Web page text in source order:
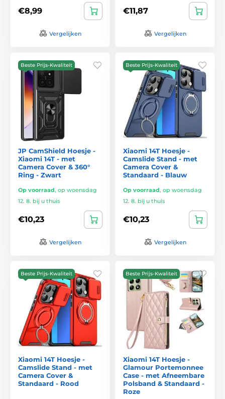
€8,99
Vergelijken
€11,87
Vergelijken
Beste Prijs-Kwaliteit
JP CamShield Hoesje -
Xiaomi 14T - met
Camera Cover & 360°
Ring - Zwart
Op voorraad, op woensdag
12. 8. bij u thuis
€10,23
Vergelijken
Beste Prijs-Kwaliteit
Xiaomi 14T Hoesje -
Camslide Stand - met
Camera Cover &
Standaard - Blauw
Op voorraad, op woensdag
12. 8. bij u thuis
€10,23
Vergelijken
Beste Prijs-Kwaliteit
Xiaomi 14T Hoesje -
Camslide Stand - met
Camera Cover &
Standaard - Rood
Beste Prijs-Kwaliteit
Xiaomi 14T Hoesje -
Glamour Portemonnee
Case - met Afneembare
Polsband & Standaard -
Roze